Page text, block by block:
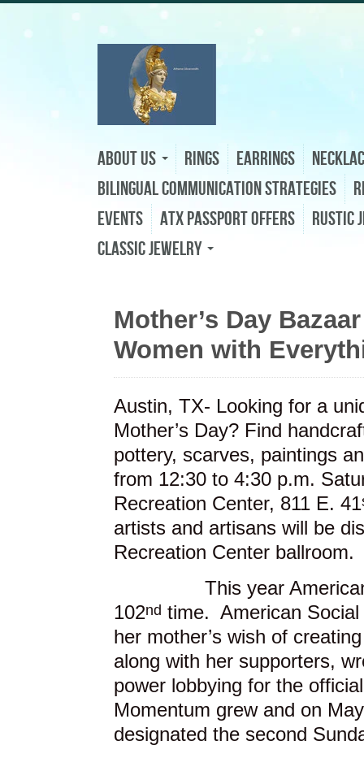
About Us Rings Earrings
Bilingual Communication Strategies
Events
ATX Passport Offers
Rustic
Classic Jewelry
Mother’s Day
Women with
Austin, TX- Looking for a
Mother’s Day? Find
pottery, scarves, paintings
from 12:30 to 4:30 p.m.
Recreation Center, 811 E. 41
artists and artisans will be
Recreation Center ballroom.
This year Americans
102nd time. American
her mother’s wish of
along with her supporters,
power lobbying for the
Momentum grew and on
designated the second